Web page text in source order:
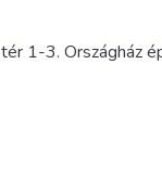
1-3. Országház